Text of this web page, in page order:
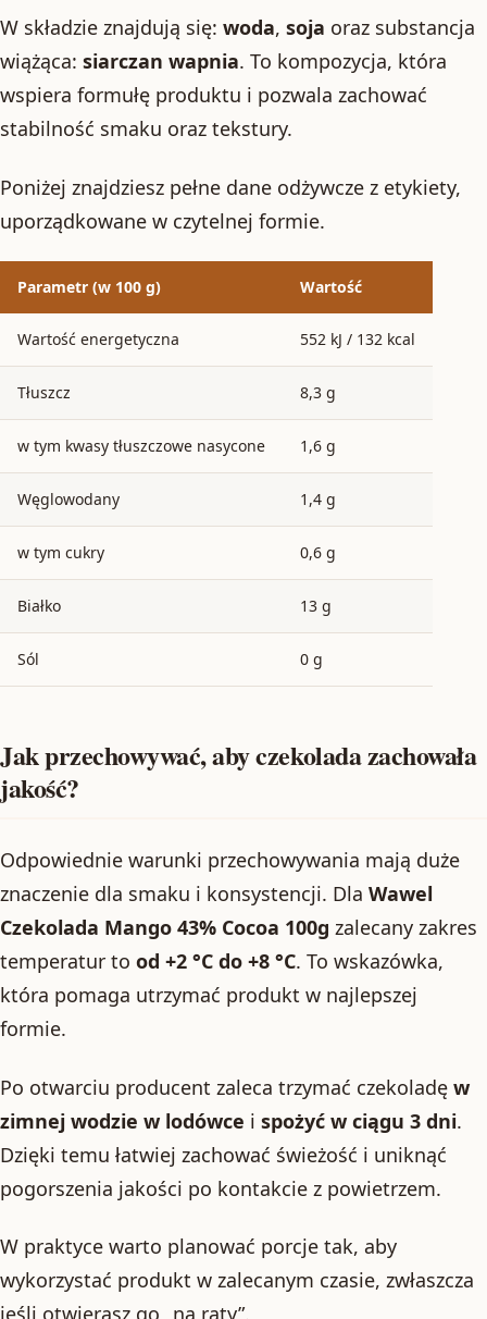
W składzie znajdują się: woda, soja oraz substancja
wiążąca: siarczan wapnia. To kompozycja, która
wspiera formułę produktu i pozwala zachować
stabilność smaku oraz tekstury.
Poniżej znajdziesz pełne dane odżywcze z etykiety,
uporządkowane w czytelnej formie.
Parametr (w 100 g) Wartość
Wartość energetyczna 552 kJ / 132 kcal
Tłuszcz 8,3 g
w tym kwasy tłuszczowe nasycone 1,6 g
Węglowodany 1,4 g
w tym cukry 0,6 g
Białko 13 g
Sól 0 g
Jak przechowywać, aby czekolada zachowała
jakość?
Odpowiednie warunki przechowywania mają duże
znaczenie dla smaku i konsystencji. Dla Wawel
Czekolada Mango 43% Cocoa 100g zalecany zakres
temperatur to od +2 °C do +8 °C. To wskazówka,
która pomaga utrzymać produkt w najlepszej
formie.
Po otwarciu producent zaleca trzymać czekoladę w
zimnej wodzie w lodówce i spożyć w ciągu 3 dni.
Dzięki temu łatwiej zachować świeżość i uniknąć
pogorszenia jakości po kontakcie z powietrzem.
W praktyce warto planować porcje tak, aby
wykorzystać produkt w zalecanym czasie, zwłaszcza
jeśli otwierasz go „na raty”.